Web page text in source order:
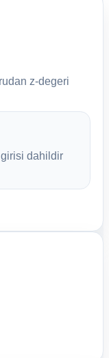
z-degeri
dahildir